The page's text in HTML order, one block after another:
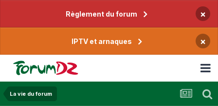
Règlement du forum ×
IPTV et arnaques ×
La vie du forum